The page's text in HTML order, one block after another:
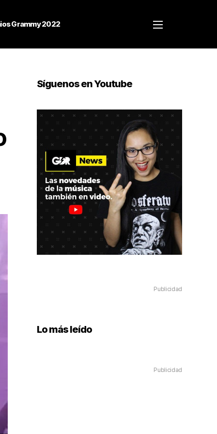
Grammy 2022
Síguenos en Youtube
Publicidad
Lo más leído
Publicidad